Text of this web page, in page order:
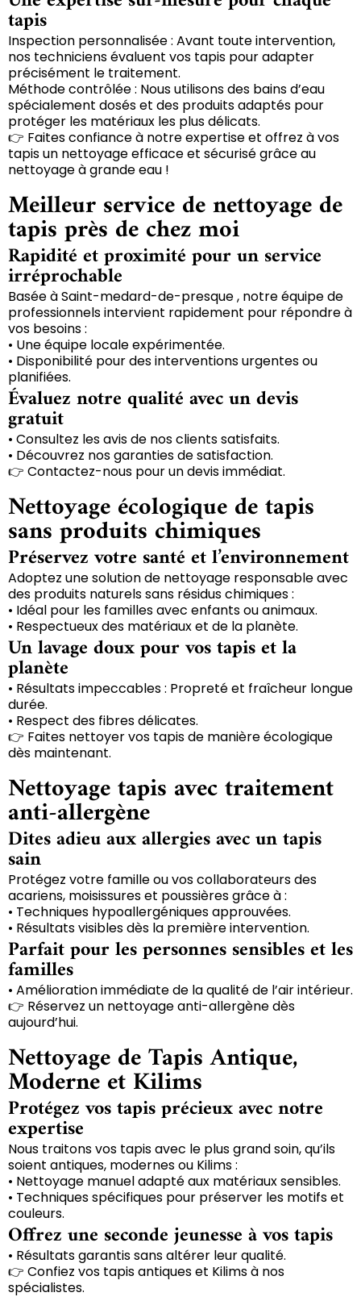
tapis
Inspection personnalisée : Avant toute intervention,
nos techniciens évaluent vos tapis pour adapter
précisément le traitement.
Méthode contrôlée : Nous utilisons des bains d’eau
spécialement dosés et des produits adaptés pour
protéger les matériaux les plus délicats.
👉 Faites confiance à notre expertise et offrez à vos
tapis un nettoyage efficace et sécurisé grâce au
nettoyage à grande eau !
Meilleur service de nettoyage de
tapis près de chez moi
Rapidité et proximité pour un service
irréprochable
Basée à Saint-medard-de-presque , notre équipe de
professionnels intervient rapidement pour répondre à
vos besoins :
• Une équipe locale expérimentée.
• Disponibilité pour des interventions urgentes ou
planifiées.
Évaluez notre qualité avec un devis
gratuit
• Consultez les avis de nos clients satisfaits.
• Découvrez nos garanties de satisfaction.
👉 Contactez-nous pour un devis immédiat.
Nettoyage écologique de tapis
sans produits chimiques
Préservez votre santé et l’environnement
Adoptez une solution de nettoyage responsable avec
des produits naturels sans résidus chimiques :
• Idéal pour les familles avec enfants ou animaux.
• Respectueux des matériaux et de la planète.
Un lavage doux pour vos tapis et la
planète
• Résultats impeccables : Propreté et fraîcheur longue
durée.
• Respect des fibres délicates.
👉 Faites nettoyer vos tapis de manière écologique
dès maintenant.
Nettoyage tapis avec traitement
anti-allergène
Dites adieu aux allergies avec un tapis
sain
Protégez votre famille ou vos collaborateurs des
acariens, moisissures et poussières grâce à :
• Techniques hypoallergéniques approuvées.
• Résultats visibles dès la première intervention.
Parfait pour les personnes sensibles et les
familles
• Amélioration immédiate de la qualité de l’air intérieur.
👉 Réservez un nettoyage anti-allergène dès
aujourd’hui.
Nettoyage de Tapis Antique,
Moderne et Kilims
Protégez vos tapis précieux avec notre
expertise
Nous traitons vos tapis avec le plus grand soin, qu’ils
soient antiques, modernes ou Kilims :
• Nettoyage manuel adapté aux matériaux sensibles.
• Techniques spécifiques pour préserver les motifs et
couleurs.
Offrez une seconde jeunesse à vos tapis
• Résultats garantis sans altérer leur qualité.
👉 Confiez vos tapis antiques et Kilims à nos
spécialistes.